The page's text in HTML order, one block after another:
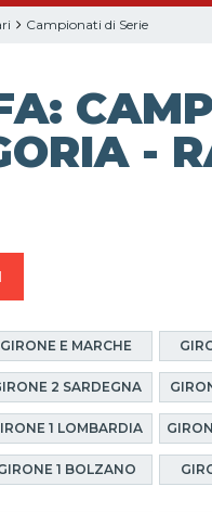
Campionati di Serie
-
GIRONE E MARCHE
2 SARDEGNA
1 LOMBARDIA
1 BOLZANO